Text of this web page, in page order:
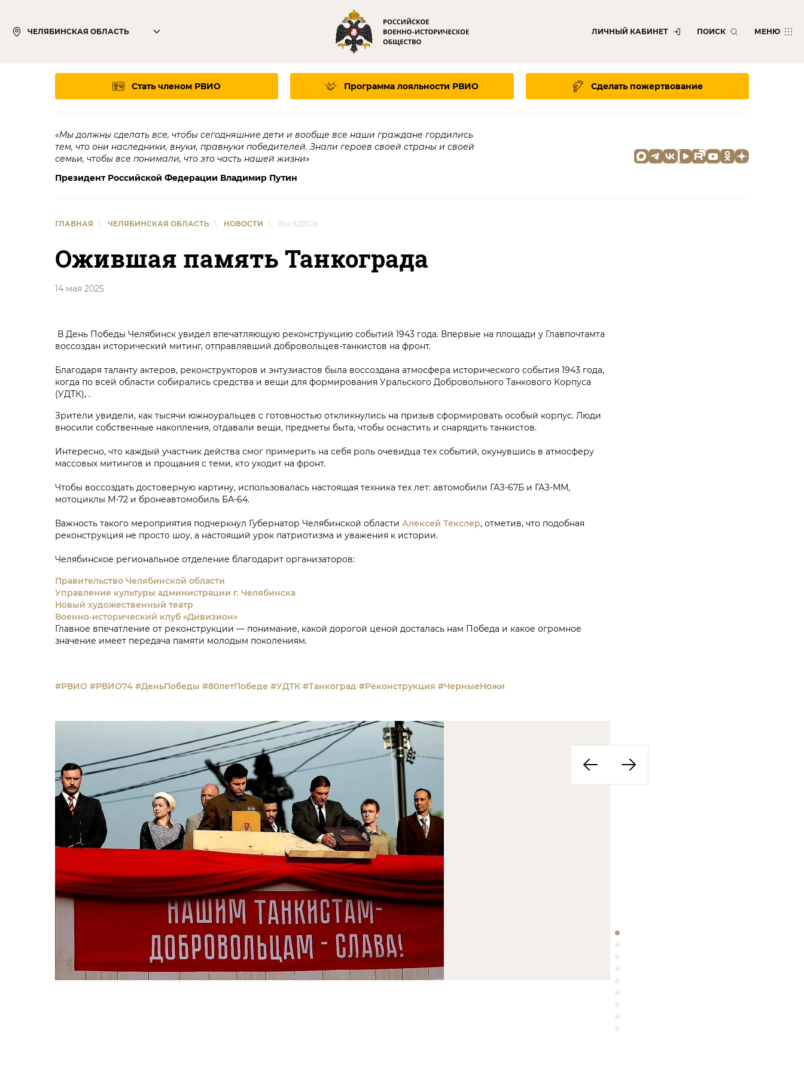
ЧЕЛЯБИНСКАЯ ОБЛАСТЬ ЛИЧНЫЙ КАБИНЕТ ПОИСК МЕНЮ
Стать членом РВИО Программа лояльности РВИО Сделать пожертвование
«Мы должны сделать все, чтобы сегодняшние дети и вообще все наши граждане гордились
тем, что они наследники, внуки, правнуки победителей. Знали героев своей страны и своей
семьи, чтобы все понимали, что это часть нашей жизни»
Президент Российской Федерации Владимир Путин
ГЛАВНАЯ \ ЧЕЛЯБИНСКАЯ ОБЛАСТЬ \ НОВОСТИ \ ВЫ ЗДЕСЬ
Ожившая память Танкограда
14 мая 2025
В День Победы Челябинск увидел впечатляющую реконструкцию событий 1943 года. Впервые на площади у Главпочтамта
воссоздан исторический митинг, отправлявший добровольцев-танкистов на фронт.
Благодаря таланту актеров, реконструкторов и энтузиастов была воссоздана атмосфера исторического события 1943 года,
когда по всей области собирались средства и вещи для формирования Уральского Добровольного Танкового Корпуса
(УДТК), .
Зрители увидели, как тысячи южноуральцев с готовностью откликнулись на призыв сформировать особый корпус. Люди
вносили собственные накопления, отдавали вещи, предметы быта, чтобы оснастить и снарядить танкистов.
Интересно, что каждый участник действа смог примерить на себя роль очевидца тех событий, окунувшись в атмосферу
массовых митингов и прощания с теми, кто уходит на фронт.
Чтобы воссоздать достоверную картину, использовалась настоящая техника тех лет: автомобили ГАЗ-67Б и ГАЗ-ММ,
мотоциклы М-72 и бронеавтомобиль БА-64.
Важность такого мероприятия подчеркнул Губернатор Челябинской области Алексей Текслер, отметив, что подобная
реконструкция не просто шоу, а настоящий урок патриотизма и уважения к истории.
Челябинское региональное отделение благодарит организаторов:
Правительство Челябинской области
Управление культуры администрации г. Челябинска
Новый художественный театр
Военно-исторический клуб «Дивизион»
Главное впечатление от реконструкции — понимание, какой дорогой ценой досталась нам Победа и какое огромное
значение имеет передача памяти молодым поколениям.
#РВИО #РВИО74 #ДеньПобеды #80летПобеде #УДТК #Танкоград #Реконструкция #ЧерныеНожи